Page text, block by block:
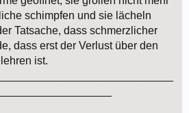
schimpfen und sie lächeln
Tatsache, dass schmerzlicher
dass erst der Verlust über den
ist.